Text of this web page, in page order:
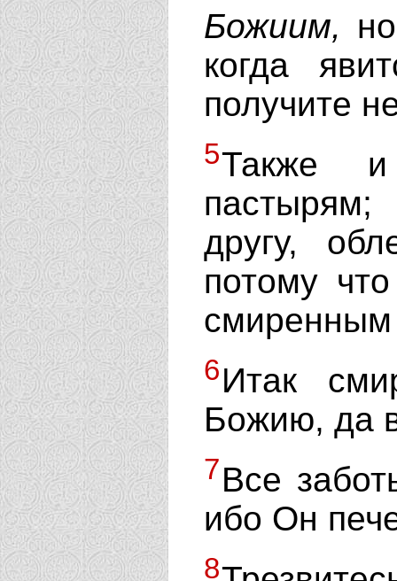
Божиим,
когда
получите
5Также и
другу,
потому
смиренным
6Итак
Божию, да
7Все
ибо Он
8